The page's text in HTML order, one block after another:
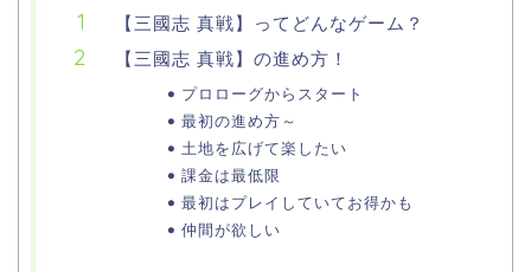
【三國志 真戦】ってどんなゲーム？
【三國志 真戦】の進め方！
プロローグからスタート
最初の進め方～
土地を広げて楽したい
課金は最低限
最初はプレイしていてお得かも
仲間が欲しい